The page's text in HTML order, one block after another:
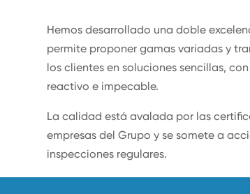
Hemos desarrollado una doble
permite proponer gamas variadas y
los clientes en soluciones sencillas,
reactivo e impecable.
La calidad está avalada por las
empresas del Grupo y se somete a
inspecciones regulares.